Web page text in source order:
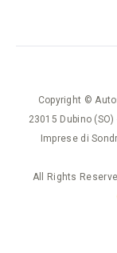
Copyright ©
23015 Dubino
Imprese di
All Rights